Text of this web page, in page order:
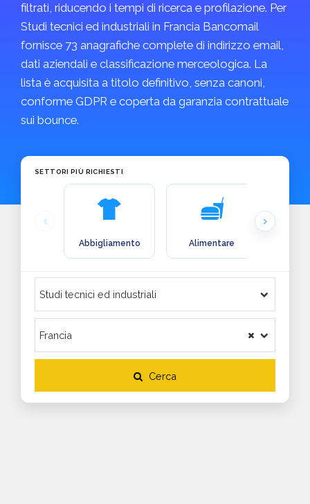
filtrati, riducendo i tempi di ricerca e profilazione. Per
Studi tecnici ed industriali in Francia Bancomail
fornisce 73 anagrafiche complete di indirizzo email,
dati aziendali e classificazione merceologica. La
lista è acquisita a titolo definitivo, senza canoni,
conforme GDPR e coperta da garanzia contrattuale
sui bounce.
SETTORI PIÙ RICHIESTI
Abbigliamento Alimentare
Cerca